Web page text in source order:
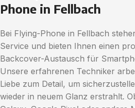
Phone in Fellbach
Bei Flying-Phone in Fellbach
Service und bieten Ihnen einen
Backcover-Austausch für
Unsere erfahrenen Techniker
Liebe zum Detail, um
wieder in neuem Glanz erstrahlt.